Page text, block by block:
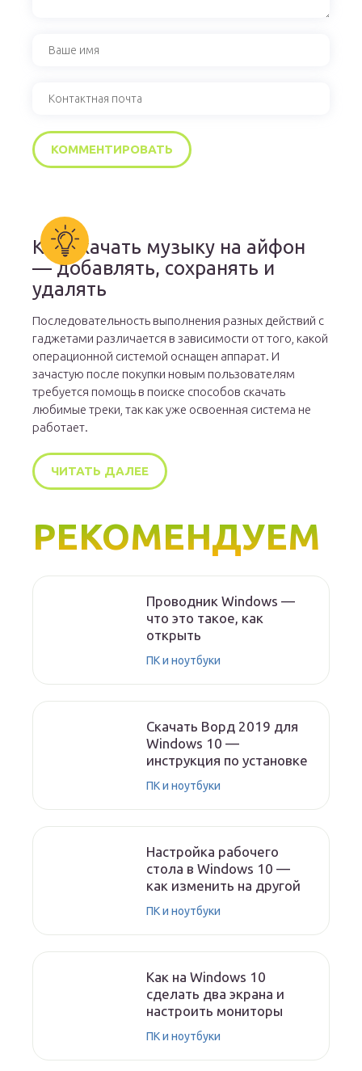
Как скачать музыку на айфон
— добавлять, сохранять и
удалять
Последовательность выполнения разных действий с
гаджетами различается в зависимости от того, какой
операционной системой оснащен аппарат. И
зачастую после покупки новым пользователям
требуется помощь в поиске способов скачать
любимые треки, так как уже освоенная система не
работает.
ЧИТАТЬ ДАЛЕЕ
РЕКОМЕНДУЕМ
Проводник Windows —
что это такое, как
открыть
ПК и ноутбуки
Скачать Ворд 2019 для
Windows 10 —
инструкция по установке
ПК и ноутбуки
Настройка рабочего
стола в Windows 10 —
как изменить на другой
ПК и ноутбуки
Как на Windows 10
сделать два экрана и
настроить мониторы
ПК и ноутбуки